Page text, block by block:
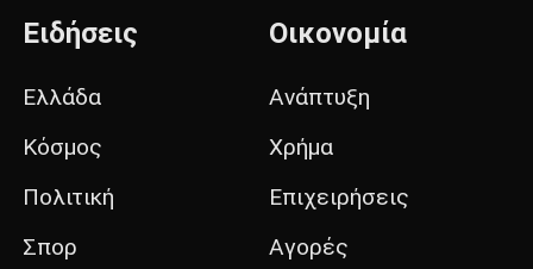
Ειδήσεις
Ελλάδα
Κόσμος
Πολιτική
Σπορ
Οικονομία
Ανάπτυξη
Χρήμα
Επιχειρήσεις
Αγορές